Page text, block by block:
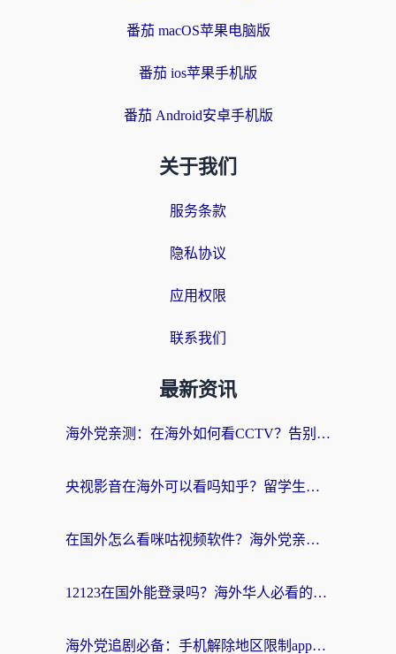
番茄 macOS苹果电脑版
番茄 ios苹果手机版
番茄 Android安卓手机版
关于我们
服务条款
隐私协议
应用权限
联系我们
最新资讯
海外党亲测：在海外如何看CCTV？告别“仅限大陆播放”的实用指南
央视影音在海外可以看吗知乎？留学生亲测：3步解决地域限制+追剧自由
在国外怎么看咪咕视频软件？海外党亲测有效的回国加速方案
12123在国外能登录吗？海外华人必看的回国加速实用指南
海外党追剧必备：手机解除地区限制app怎么选？解决央视视频&国内剧地区限制全指南